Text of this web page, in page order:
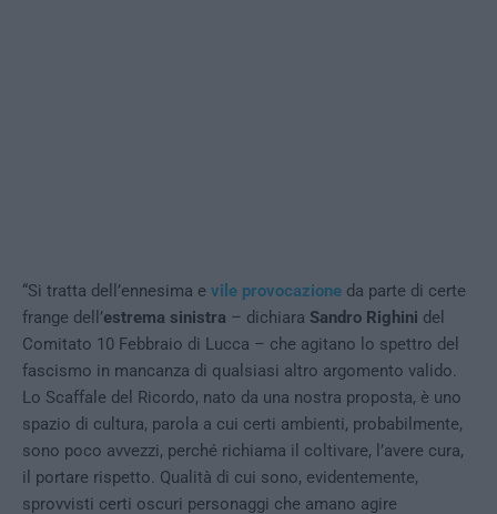
“Si tratta dell’ennesima e vile provocazione da parte di certe
frange dell’estrema sinistra – dichiara Sandro Righini del
Comitato 10 Febbraio di Lucca – che agitano lo spettro del
fascismo in mancanza di qualsiasi altro argomento valido.
Lo Scaffale del Ricordo, nato da una nostra proposta, è uno
spazio di cultura, parola a cui certi ambienti, probabilmente,
sono poco avvezzi, perché richiama il coltivare, l’avere cura,
il portare rispetto. Qualità di cui sono, evidentemente,
sprovvisti certi oscuri personaggi che amano agire